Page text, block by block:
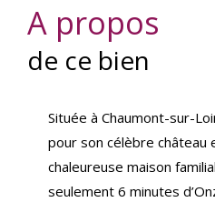
a propos
de ce bien
Située à Chaumont-sur-
pour son célèbre château
chaleureuse maison
seulement 6 minutes